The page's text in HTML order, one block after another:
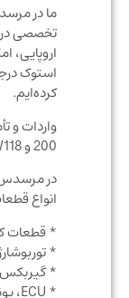
تخصصی در
کرده‌ایم.
در مرسدس
انواع قطعات
* قطعات کامل
*
* گیربکس و